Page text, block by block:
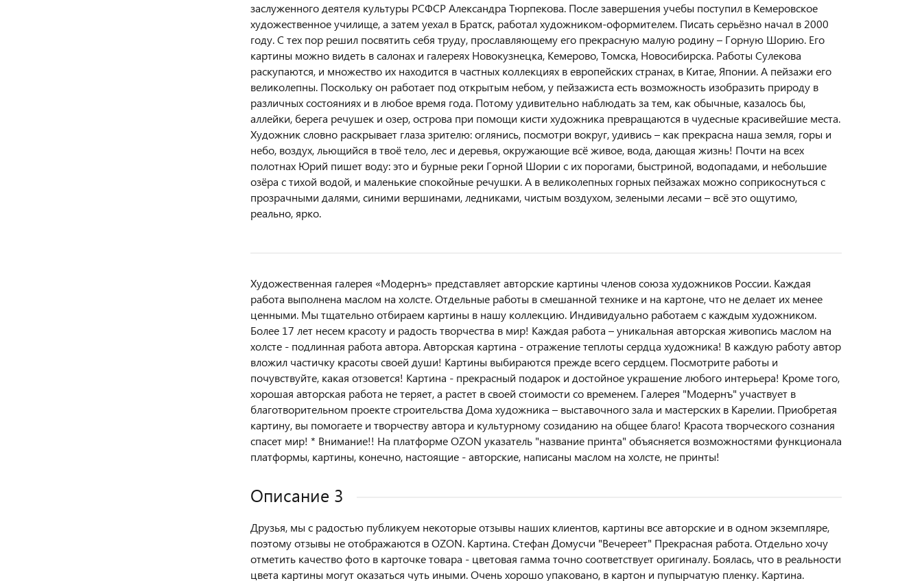
заслуженного деятеля культуры РСФСР Александра Тюрпекова. После завершения учебы поступил в Кемеровское
художественное училище, а затем уехал в Братск, работал художником-оформителем. Писать серьёзно начал в 2000
году. С тех пор решил посвятить себя труду, прославляющему его прекрасную малую родину – Горную Шорию. Его
картины можно видеть в салонах и галереях Новокузнецка, Кемерово, Томска, Новосибирска. Работы Сулекова
раскупаются, и множество их находится в частных коллекциях в европейских странах, в Китае, Японии. А пейзажи его
великолепны. Поскольку он работает под открытым небом, у пейзажиста есть возможность изобразить природу в
различных состояниях и в любое время года. Потому удивительно наблюдать за тем, как обычные, казалось бы,
аллейки, берега речушек и озер, острова при помощи кисти художника превращаются в чудесные красивейшие места.
Художник словно раскрывает глаза зрителю: оглянись, посмотри вокруг, удивись – как прекрасна наша земля, горы и
небо, воздух, льющийся в твоё тело, лес и деревья, окружающие всё живое, вода, дающая жизнь! Почти на всех
полотнах Юрий пишет воду: это и бурные реки Горной Шории с их порогами, быстриной, водопадами, и небольшие
озёра с тихой водой, и маленькие спокойные речушки. А в великолепных горных пейзажах можно соприкоснуться с
прозрачными далями, синими вершинами, ледниками, чистым воздухом, зелеными лесами – всё это ощутимо,
реально, ярко.
Художественная галерея «Модернъ» представляет авторские картины членов союза художников России. Каждая
работа выполнена маслом на холсте. Отдельные работы в смешанной технике и на картоне, что не делает их менее
ценными. Мы тщательно отбираем картины в нашу коллекцию. Индивидуально работаем с каждым художником.
Более 17 лет несем красоту и радость творчества в мир! Каждая работа – уникальная авторская живопись маслом на
холсте - подлинная работа автора. Авторская картина - отражение теплоты сердца художника! В каждую работу автор
вложил частичку красоты своей души! Картины выбираются прежде всего сердцем. Посмотрите работы и
почувствуйте, какая отзовется! Картина - прекрасный подарок и достойное украшение любого интерьера! Кроме того,
хорошая авторская работа не теряет, а растет в своей стоимости со временем. Галерея "Модернъ" участвует в
благотворительном проекте строительства Дома художника – выставочного зала и мастерских в Карелии. Приобретая
картину, вы помогаете и творчеству автора и культурному созиданию на общее благо! Красота творческого сознания
спасет мир! * Внимание!! На платформе OZON указатель "название принта" объясняется возможностями функционала
платформы, картины, конечно, настоящие - авторские, написаны маслом на холсте, не принты!
Описание 3
Друзья, мы с радостью публикуем некоторые отзывы наших клиентов, картины все авторские и в одном экземпляре,
поэтому отзывы не отображаются в OZON. Картина. Стефан Домусчи "Вечереет" Прекрасная работа. Отдельно хочу
отметить качество фото в карточке товара - цветовая гамма точно соответствует оригиналу. Боялась, что в реальности
цвета картины могут оказаться чуть иными. Очень хорошо упаковано, в картон и пупырчатую пленку. Картина.